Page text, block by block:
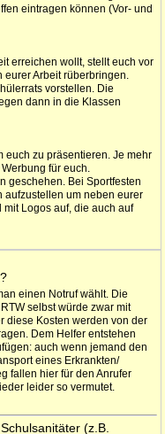
eintragen können (Vor- und
erreichen wollt, stellt euch vor
eurer Arbeit rüberbringen.
vorstellen. Die
dann in die Klassen
euch zu präsentieren. Je mehr
für euch.
geschehen. Bei Sportfesten
aufzustellen um neben eurer
Logos auf, die auch auf
einen Notruf wählt. Die
selbst würde zwar mit
diese Kosten werden von der
Dem Helfer entstehen
auch wenn jemand den
eines Erkrankten/
fallen hier für den Anrufer
leider so vermutet.
(z.B.